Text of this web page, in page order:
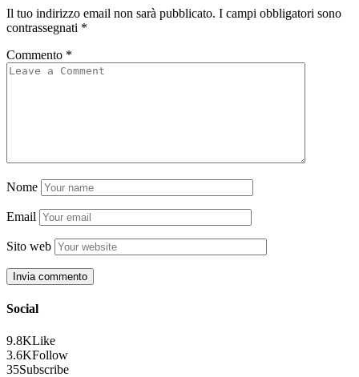
Il tuo indirizzo email non sarà pubblicato. I campi obbligatori sono
contrassegnati *
Commento *
Nome
Email
Sito web
Social
9.8KLike
3.6KFollow
35Subscribe